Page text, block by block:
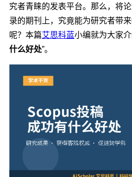
究者青睐的发表平台。那么，将
录的期刊上，究竟能为研究者带
呢？本篇艾思科蓝小编就为大家介
什么好处”。